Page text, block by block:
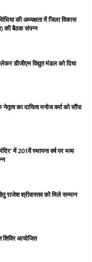
की अध्यक्षता में जिला विकास
की बैठक संपन्न
डीजीएम विद्युत मंडल को दिया
का दायित्व मनोज वर्मा को सौंपा
में 201वें स्थापना वर्ष पर भव्य
राजेश श्रीवास्तव को मिले सम्मान
शिविर आयोजित